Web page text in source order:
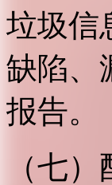
垃圾信
缺陷、
报告。
（七